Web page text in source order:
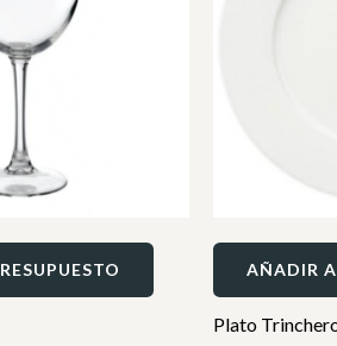
AÑADIR
Plato